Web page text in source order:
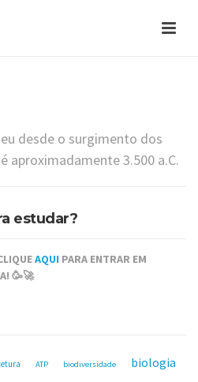
desde o surgimento dos
aproximadamente 3.500 a.C.
estudar?
AQUI PARA ENTRAR EM
🥳🚀
ATP biodiversidade biologia